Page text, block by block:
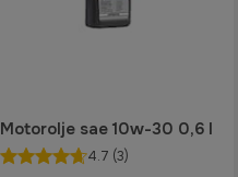
Motorolje sae 10w-30 0,6 l
4.7 (3)